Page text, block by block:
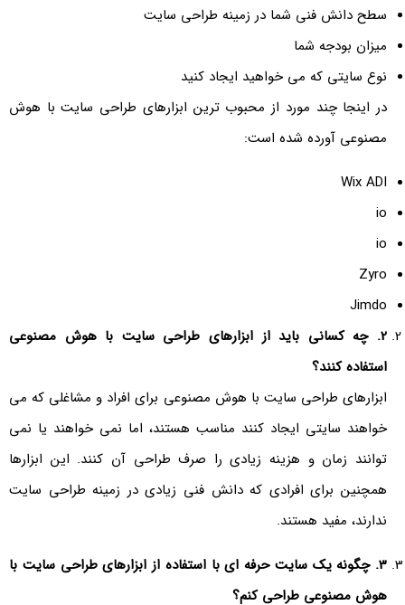
سطح دانش فنی شما در زمینه طراحی سایت
میزان بودجه شما
نوع سایتی که می خواهید ایجاد کنید
در اینجا چند مورد از محبوب ترین ابزارهای طراحی سایت با هوش
مصنوعی آورده شده است:
Wix ADI
io
io
Zyro
Jimdo
2. چه کسانی باید از ابزارهای طراحی سایت با هوش مصنوعی
استفاده کنند؟
ابزارهای طراحی سایت با هوش مصنوعی برای افراد و مشاغلی که می
خواهند سایتی ایجاد کنند مناسب هستند، اما نمی خواهند یا نمی
توانند زمان و هزینه زیادی را صرف طراحی آن کنند. این ابزارها
همچنین برای افرادی که دانش فنی زیادی در زمینه طراحی سایت
ندارند، مفید هستند.
3. چگونه یک سایت حرفه ای با استفاده از ابزارهای طراحی سایت با
هوش مصنوعی طراحی کنم؟